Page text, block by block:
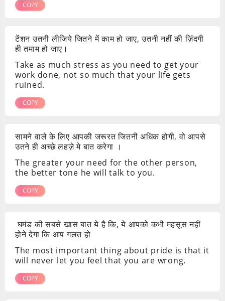
COPY
टेंशन उतनी लीजिये जितने में काम हो जाए, उतनी नहीं की ज़िंदगी
ही तमाम हो जाए।
Take as much stress as you need to get your
work done, not so much that your life gets
ruined.
COPY
सामने वाले के लिए आपकी जरूरत जितनी अधिक होगी, वो आपसे
उतने ही अच्छे लहज़े मे बात करेगा ।
The greater your need for the other person,
the better tone he will talk to you.
COPY
घमंड की सबसे खास बात ये है कि, ये आपको कभी महसूस नहीं
होने देगा कि आप गलत हो
The most important thing about pride is that it
will never let you feel that you are wrong.
COPY